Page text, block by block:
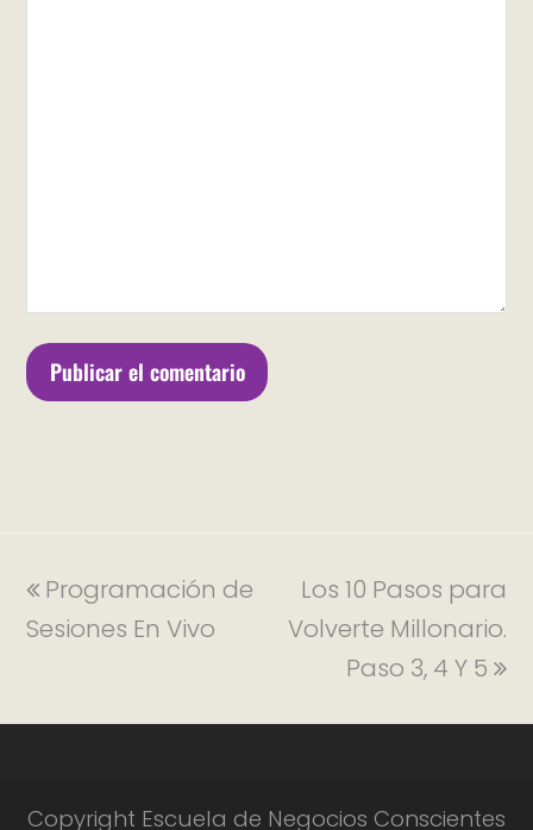
Programación de
Sesiones En Vivo
Los 10 Pasos para
Volverte Millonario.
Paso 3, 4 Y 5
Copyright Escuela de Negocios Conscientes